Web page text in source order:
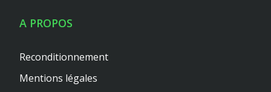
A PROPOS
Reconditionnement
Mentions légales